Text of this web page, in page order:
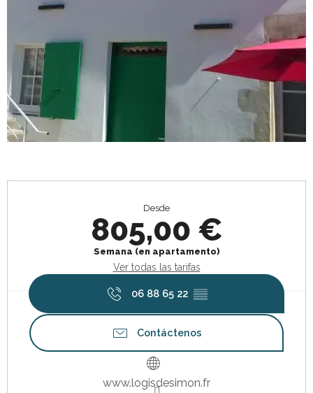
Desde
805,00 €
Semana (en apartamento)
Ver todas las tarifas
06 88 65 22 ▒▒
Contáctenos
www.logisdesimon.fr